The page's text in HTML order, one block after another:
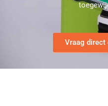
Vraag direct